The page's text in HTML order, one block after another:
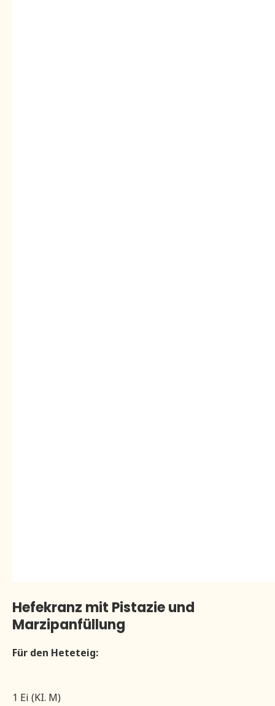
Hefekranz mit Pistazie und
Marzipanfüllung
Für den Heteteig:
1 Ei (KI. M)